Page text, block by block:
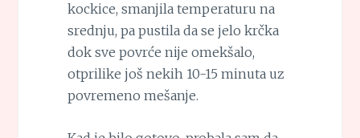
kockice, smanjila temperaturu na
srednju, pa pustila da se jelo krčka
dok sve povrće nije omekšalo,
otprilike još nekih 10-15 minuta uz
povremeno mešanje.